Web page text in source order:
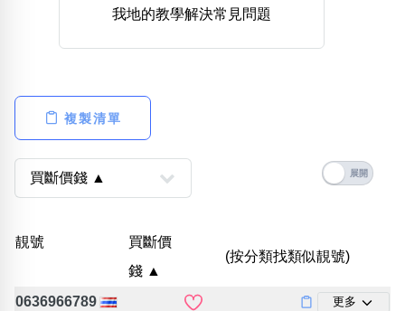
幸運號分類
幸運分類
我地的教學解決常見問題
複製清單
靚號
買斷價
錢 ▲
(按分類找類似靚號)
0636966789 更多